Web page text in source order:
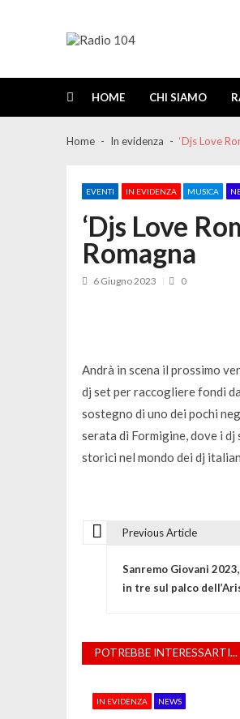
HOME CHI SIAMO
Home In evidenza ‘Djs Love
EVENTI IN EVIDENZA MUSICA
‘Djs Love
Romagna
6 Giugno 2023 0
Andrà in scena il prossimo
dj set per raccogliere fondi
sostegno di uno dei pochi
serata di Formigine, dove i
storici nel mondo dei dj
v
i
Previous Article
Sanremo Giovani
in tre sul palco
POTREBBE INTERESSARTI...
IN EVIDENZA NEWS